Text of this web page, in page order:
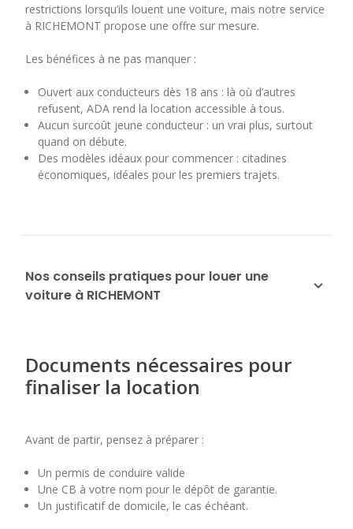
restrictions lorsqu’ils louent une voiture, mais notre service
à RICHEMONT propose une offre sur mesure.
Les bénéfices à ne pas manquer :
Ouvert aux conducteurs dès 18 ans : là où d’autres
refusent, ADA rend la location accessible à tous.
Aucun surcoût jeune conducteur : un vrai plus, surtout
quand on débute.
Des modèles idéaux pour commencer : citadines
économiques, idéales pour les premiers trajets.
Nos conseils pratiques pour louer une
voiture à RICHEMONT
Documents nécessaires pour
finaliser la location
Avant de partir, pensez à préparer :
Un permis de conduire valide
Une CB à votre nom pour le dépôt de garantie.
Un justificatif de domicile, le cas échéant.